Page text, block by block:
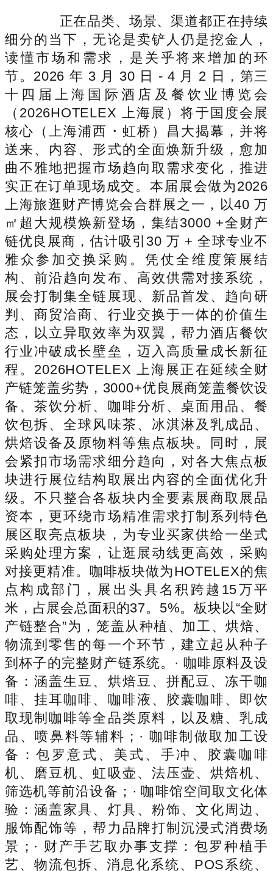
正在品类、场景、渠道都正在持续
细分的当下，无论是卖铲人仍是挖金人，
读懂市场和需求，是关乎将来增加的环
节。2026 年 3 月 30 日 - 4 月 2 日，第三
十四届上海国际酒店及餐饮业博览会
（2026HOTELEX 上海展）将于国度会展
核心（上海浦西・虹桥）昌大揭幕，并将
送来、内容、形式的全面焕新升级，愈加
曲不雅地把握市场趋向取需求变化，推进
实正在订单现场成交。本届展会做为2026
上海旅逛财产博览会合群展之一，以40 万
㎡超大规模焕新登场，集结3000 +全财产
链优良展商，估计吸引30 万 + 全球专业不
雅众参加交换采购。凭仗全维度策展结
构、前沿趋向发布、高效供需对接系统，
展会打制集全链展现、新品首发、趋向研
判、商贸洽商、行业交换于一体的价值生
态，以立异取效率为双翼，帮力酒店餐饮
行业冲破成长壁垒，迈入高质量成长新征
程。2026HOTELEX 上海展正在延续全财
产链笼盖劣势，3000+优良展商笼盖餐饮设
备、茶饮分析、咖啡分析、桌面用品、餐
饮包拆、全球风味茶、冰淇淋及乳成品、
烘焙设备及原物料等焦点板块。同时，展
会紧扣市场需求细分趋向，对各大焦点板
块进行展位结构取展出内容的全面优化升
级。不只整合各板块内全要素展商取展品
资本，更环绕市场精准需求打制系列特色
展区取亮点板块，为专业买家供给一坐式
采购处理方案，让逛展动线更高效，采购
对接更精准。咖啡板块做为HOTELEX的焦
点构成部门，展出头具名积跨越15万平
米，占展会总面积的37。5%。板块以“全财
产链整合”为，笼盖从种植、加工、烘焙、
物流到零售的每一个环节，建立起从种子
到杯子的完整财产链系统。· 咖啡原料及设
备：涵盖生豆、烘焙豆、拼配豆、冻干咖
啡、挂耳咖啡、咖啡液、胶囊咖啡、即饮
取现制咖啡等全品类原料，以及糖、乳成
品、喷鼻料等辅料；· 咖啡制做取加工设
备：包罗意式、美式、手冲、胶囊咖啡
机、磨豆机、虹吸壶、法压壶、烘焙机、
筛选机等前沿设备；· 咖啡馆空间取文化体
验：涵盖家具、灯具、粉饰、文化周边、
服饰配饰等，帮力品牌打制沉浸式消费场
景；· 财产手艺取办事支撑：包罗种植手
艺、物流包拆、消息化系统、POS系统、